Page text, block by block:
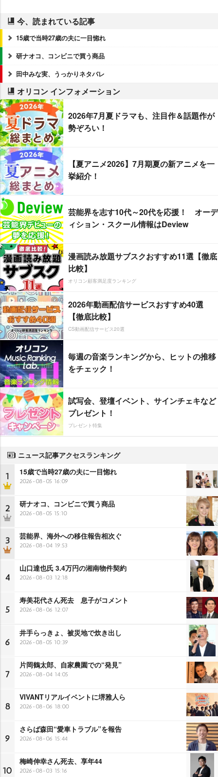
今、読まれている記事
15歳で当時27歳の夫に一目惚れ
研ナオコ、コンビニで買う商品
田中みな実、うっかりネタバレ
オリコン インフォメーション
2026年7月夏ドラマも、注目作＆話題作が
勢ぞろい！
【夏アニメ2026】7月期夏の新アニメを一
挙紹介！
芸能界を志す10代～20代を応援！ オーデ
ィション・スクール情報はDeview
漫画読み放題サブスクおすすめ11選【徹底
比較】
オリコン顧客満足度ランキング
2026年動画配信サービスおすすめ40選
【徹底比較】
CS動画配信サービス20選
毎週の音楽ランキングから、ヒットの推移
をチェック！
試写会、登壇イベント、サインチェキなど
プレゼント！
プレゼント特集
ニュース記事アクセスランキング
1 15歳で当時27歳の夫に一目惚れ
2026-08-05 16:09
2 研ナオコ、コンビニで買う商品
2026-08-05 15:10
3 芸能界、海外への移住報告相次ぐ
2026-08-04 19:53
4
山口達也氏 3.4万円の湘南物件契約
2026-08-03 12:18
5
寿美花代さん死去 息子がコメント
2026-08-06 12:07
6
井手らっきょ、被災地で炊き出し
2026-08-05 10:39
7
片岡鶴太郎、自家農園での“発見”
2026-08-04 14:05
8
VIVANTリアルイベントに堺雅人ら
2026-08-06 18:00
9
さらば森田“愛車トラブル”を報告
2026-08-06 15:44
10
梅崎伸幸さん死去、享年44
2026-08-03 15:16